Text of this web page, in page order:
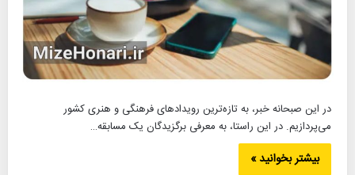
در این صبحانه خبر، به تازه‌ترین رویدادهای فرهنگی و هنری کشور
می‌پردازیم. در این راستا، به معرفی برگزیدگان یک مسابقه…
بیشتر بخوانید »